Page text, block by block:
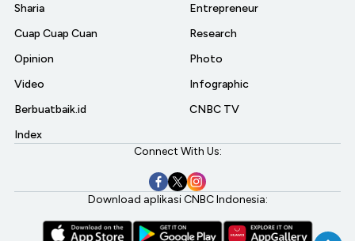
Sharia
Cuap Cuap Cuan
Opinion
Video
Berbuatbaik.id
Index
Entrepreneur
Research
Photo
Infographic
CNBC TV
Connect With Us:
Download aplikasi CNBC Indonesia: